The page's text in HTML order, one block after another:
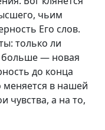
Уткина,
Камнев,
церкви
Камнев,
чьим
Его слов.
только ли
больше — новая
до конца
в нашей
чувства, а на то,